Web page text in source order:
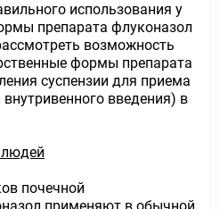
использования у
препарата флуконазол
возможность
формы препарата
суспензии для приема
введения) в
почечной